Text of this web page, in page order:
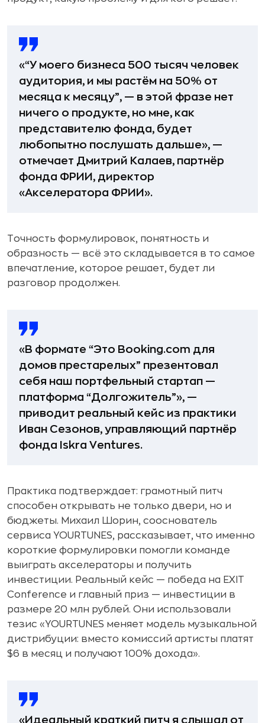
«“У моего бизнеса 500 тысяч человек
аудитория, и мы растём на 50% от
месяца к месяцу”, — в этой фразе нет
ничего о продукте, но мне, как
представителю фонда, будет
любопытно послушать дальше», —
отмечает Дмитрий Калаев, партнёр
фонда ФРИИ, директор
«Акселератора ФРИИ».
Точность формулировок, понятность и
образность — всё это складывается в то самое
впечатление, которое решает, будет ли
разговор продолжен.
«В формате “Это Booking.com для
домов престарелых” презентовал
себя наш портфельный стартап —
платформа “Долгожитель”», —
приводит реальный кейс из практики
Иван Сезонов, управляющий партнёр
фонда Iskra Ventures.
Практика подтверждает: грамотный питч
способен открывать не только двери, но и
бюджеты. Михаил Шорин, сооснователь
сервиса YOURTUNES, рассказывает, что именно
короткие формулировки помогли команде
выиграть акселераторы и получить
инвестиции. Реальный кейс — победа на EXIT
Conference и главный приз — инвестиции в
размере 20 млн рублей. Они использовали
тезис «YOURTUNES меняет модель музыкальной
дистрибуции: вместо комиссий артисты платят
$6 в месяц и получают 100% дохода».
«Идеальный краткий питч я слышал от